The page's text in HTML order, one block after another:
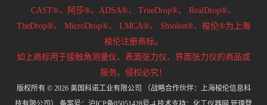
CAST®、阿莎®、ADSA®、 TrueDrop®、
RealDrop®、
TheDrop®、
MicroDrop®、 LMCA®、
Shsolon®、梭伦®为上海
梭伦注册商标。
如上商标用于接触角测量仪、表面张力仪、界面张力仪的商品或
服务。侵权必究！
版权所有 © 2026 美国科诺工业有限公司 （战略合作伙伴：上海梭伦信息科